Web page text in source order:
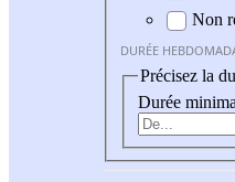
Non
DURÉE
Précisez la
Durée